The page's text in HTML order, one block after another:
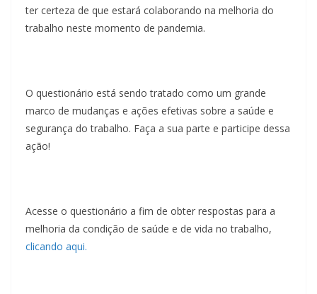
ter certeza de que estará colaborando na melhoria do
trabalho neste momento de pandemia.
O questionário está sendo tratado como um grande
marco de mudanças e ações efetivas sobre a saúde e
segurança do trabalho. Faça a sua parte e participe dessa
ação!
Acesse o questionário a fim de obter respostas para a
melhoria da condição de saúde e de vida no trabalho,
clicando aqui.